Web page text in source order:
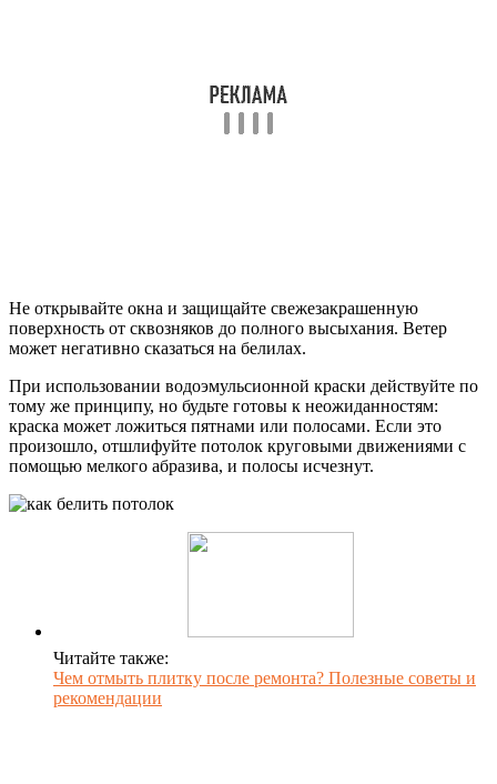
Не открывайте окна и защищайте свежезакрашенную
поверхность от сквозняков до полного высыхания. Ветер
может негативно сказаться на белилах.
При использовании водоэмульсионной краски действуйте по
тому же принципу, но будьте готовы к неожиданностям:
краска может ложиться пятнами или полосами. Если это
произошло, отшлифуйте потолок круговыми движениями с
помощью мелкого абразива, и полосы исчезнут.
Читайте также:
Чем отмыть плитку после ремонта? Полезные советы и
рекомендации